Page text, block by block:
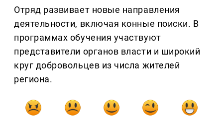
Отряд развивает новые направления
деятельности, включая конные поиски. В
программах обучения участвуют
представители органов власти и широкий
круг добровольцев из числа жителей
региона.